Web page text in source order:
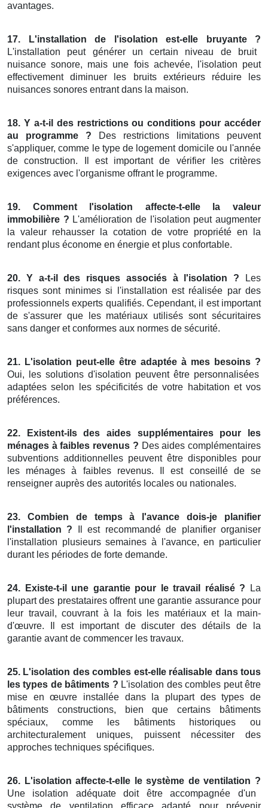
avantages.
17. L'installation de l'isolation est-elle bruyante ?
L'installation peut générer un certain niveau de bruit
nuisance sonore, mais une fois achevée, l'isolation peut
effectivement diminuer les bruits extérieurs réduire les
nuisances sonores entrant dans la maison.
18. Y a-t-il des restrictions ou conditions pour accéder
au programme ? Des restrictions limitations peuvent
s'appliquer, comme le type de logement domicile ou l'année
de construction. Il est important de vérifier les critères
exigences avec l'organisme offrant le programme.
19. Comment l'isolation affecte-t-elle la valeur
immobilière ? L'amélioration de l'isolation peut augmenter
la valeur rehausser la cotation de votre propriété en la
rendant plus économe en énergie et plus confortable.
20. Y a-t-il des risques associés à l'isolation ? Les
risques sont minimes si l'installation est réalisée par des
professionnels experts qualifiés. Cependant, il est important
de s'assurer que les matériaux utilisés sont sécuritaires
sans danger et conformes aux normes de sécurité.
21. L'isolation peut-elle être adaptée à mes besoins ?
Oui, les solutions d'isolation peuvent être personnalisées
adaptées selon les spécificités de votre habitation et vos
préférences.
22. Existent-ils des aides supplémentaires pour les
ménages à faibles revenus ? Des aides complémentaires
subventions additionnelles peuvent être disponibles pour
les ménages à faibles revenus. Il est conseillé de se
renseigner auprès des autorités locales ou nationales.
23. Combien de temps à l'avance dois-je planifier
l'installation ? Il est recommandé de planifier organiser
l'installation plusieurs semaines à l'avance, en particulier
durant les périodes de forte demande.
24. Existe-t-il une garantie pour le travail réalisé ? La
plupart des prestataires offrent une garantie assurance pour
leur travail, couvrant à la fois les matériaux et la main-
d'œuvre. Il est important de discuter des détails de la
garantie avant de commencer les travaux.
25. L'isolation des combles est-elle réalisable dans tous
les types de bâtiments ? L'isolation des combles peut être
mise en œuvre installée dans la plupart des types de
bâtiments constructions, bien que certains bâtiments
spéciaux, comme les bâtiments historiques ou
architecturalement uniques, puissent nécessiter des
approches techniques spécifiques.
26. L'isolation affecte-t-elle le système de ventilation ?
Une isolation adéquate doit être accompagnée d'un